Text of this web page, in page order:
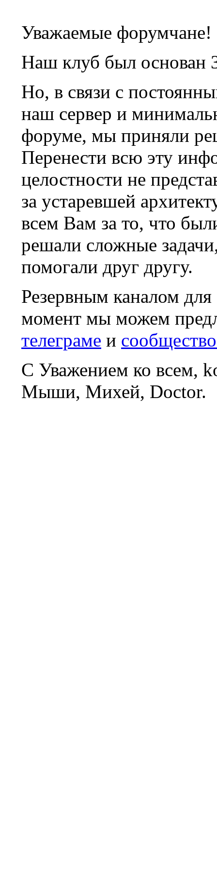
Уважаемые форумчане!
Наш клуб был основан
Но, в связи с
наш сервер и
форуме, мы приняли
Перенести всю эту
целостности не
за устаревшей
всем Вам за то, что
решали сложные
помогали друг другу.
Резервным каналом
момент мы можем
телеграме и
С Уважением ко всем,
Мыши, Михей, Doctor.